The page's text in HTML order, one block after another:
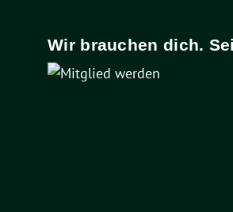
Wir brauchen dich.